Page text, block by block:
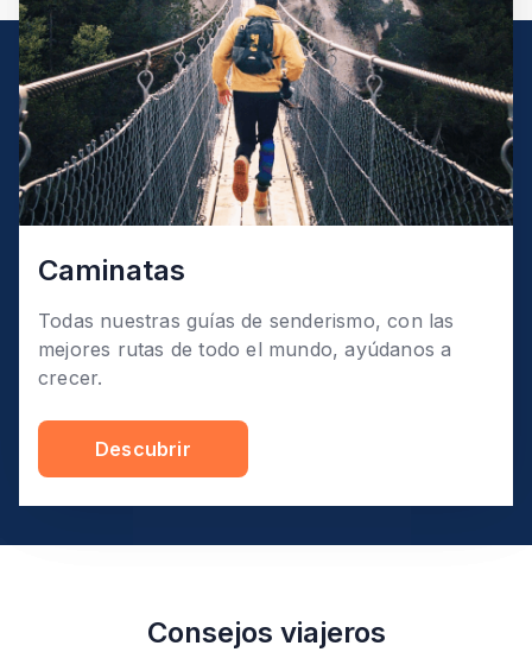
Caminatas
Todas nuestras guías de senderismo, con las
mejores rutas de todo el mundo, ayúdanos a
crecer.
Descubrir
Consejos viajeros